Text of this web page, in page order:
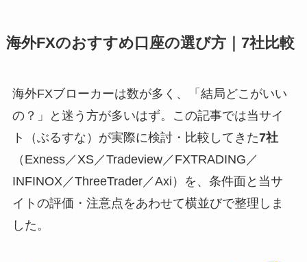
海外FXのおすすめ口座の選び方｜7社比較
海外FXブローカーは数が多く、「結局どこがいい
の？」と迷う方が多いはず。この記事では当サイ
ト（ぶるすな）が実際に検討・比較してきた7社
（Exness／XS／Tradeview／FXTRADING／
INFINOX／ThreeTrader／Axi）を、条件面と当サ
イトの評価・注意点をあわせて横並びで整理しま
した。